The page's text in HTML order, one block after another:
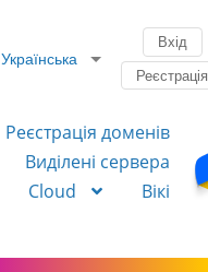
Українська
Вхід
Реєстрація
Реєстрація доменів
Виділені сервера
Cloud
Вікі